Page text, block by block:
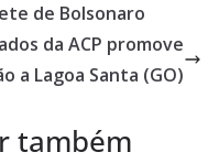
de Bolsonaro
da ACP promove
a Lagoa Santa (GO)
também